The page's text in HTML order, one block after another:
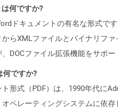
何ですか?
ドキュメントの有名な形式で
らXMLファイルとバイナリフ
DOCファイル拡張機能をサポ
何ですか?
形式（PDF）は、1990年代に
ペレーティングシステムに依